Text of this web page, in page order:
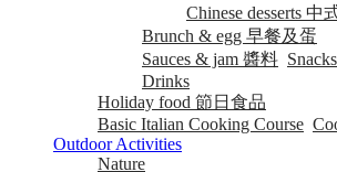
Chinese desserts 中
Brunch & egg 早餐及蛋
Sauces & jam 醬料
Drinks
Holiday food 節日食品
Basic Italian Cooking Course
Outdoor Activities
Nature